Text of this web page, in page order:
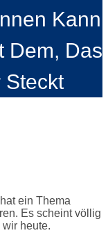
Kann
Dem, Das
Steckt
ein Thema
Es scheint völlig
heute.